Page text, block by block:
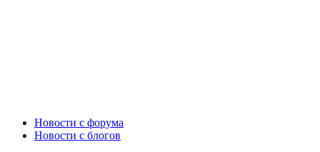
Новости c форума
Новости с блогов